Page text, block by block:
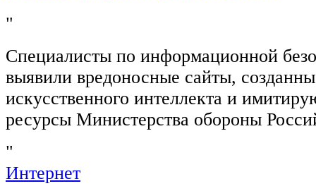
"
Специалисты по информационной
выявили вредоносные сайты,
искусственного интеллекта и
ресурсы Министерства обороны
"
Интернет